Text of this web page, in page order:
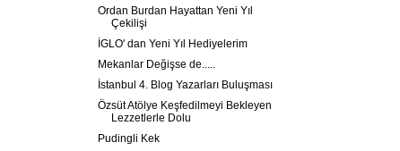
Ordan Burdan Hayattan Yeni Yıl
Çekilişi
İGLO' dan Yeni Yıl Hediyelerim
Mekanlar Değişse de.....
İstanbul 4. Blog Yazarları Buluşması
Özsüt Atölye Keşfedilmeyi Bekleyen
Lezzetlerle Dolu
Pudingli Kek